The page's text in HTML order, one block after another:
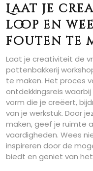
Laat je
loop en
fouten te
Laat je creativiteit de
pottenbakkerij
te maken. Het proces
ontdekkingsreis
vorm die je creëert,
van je werkstuk. Door
maken, geef je ruimte
vaardigheden. Wees
inspireren door de
biedt en geniet van